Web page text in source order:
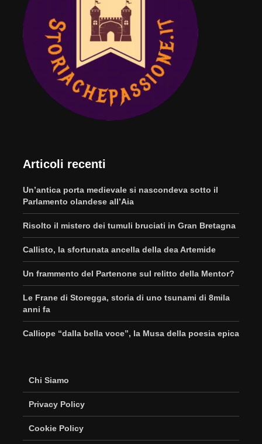
Articoli recenti
Un’antica porta medievale si nascondeva sotto il
Parlamento olandese all’Aia
Risolto il mistero dei tumuli bruciati in Gran Bretagna
Callisto, la sfortunata ancella della dea Artemide
Un frammento del Partenone sul relitto della Mentor?
Le Frane di Storegga, storia di uno tsunami di 8mila
anni fa
Calliope “dalla bella voce”, la Musa della poesia epica
Chi Siamo
Privacy Policy
Cookie Policy